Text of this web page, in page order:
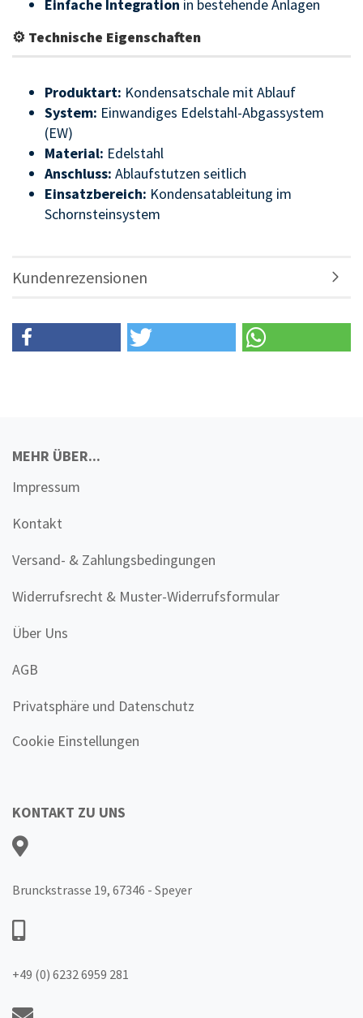
Einfache Integration in bestehende Anlagen
⚙ Technische Eigenschaften
Produktart: Kondensatschale mit Ablauf
System: Einwandiges Edelstahl-Abgassystem
(EW)
Material: Edelstahl
Anschluss: Ablaufstutzen seitlich
Einsatzbereich: Kondensatableitung im
Schornsteinsystem
Kundenrezensionen
MEHR ÜBER...
Impressum
Kontakt
Versand- & Zahlungsbedingungen
Widerrufsrecht & Muster-Widerrufsformular
Über Uns
AGB
Privatsphäre und Datenschutz
Cookie Einstellungen
KONTAKT ZU UNS
Brunckstrasse 19, 67346 - Speyer
+49 (0) 6232 6959 281